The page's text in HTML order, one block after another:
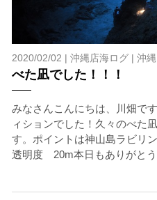
2020/02/02 | 沖縄店海ログ| 沖縄
べた凪でした！！！
みなさんこんにちは、川畑で
ィションでした！久々のべた
す。ポイントは神山島ラビ
透明度 20m本日もありがと